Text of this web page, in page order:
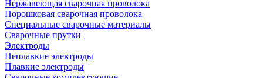
Нержавеющая сварочная проволока
Порошковая сварочная проволока
Специальные сварочные материалы
Сварочные прутки
Электроды
Неплавкие электроды
Плавкие электроды